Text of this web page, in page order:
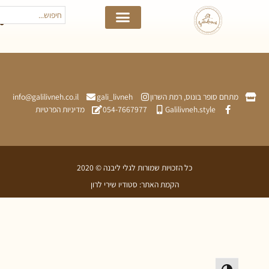
מתחם סופר בונוס, רמת השרון gali_livneh
info@galilivneh.co.il
Galilivneh.style
054-7667977 מדיניות הפרטיות
כל הזכויות שמורות לגלי ליבנה © 2020
הקמת האתר: סטודיו שירי לרון